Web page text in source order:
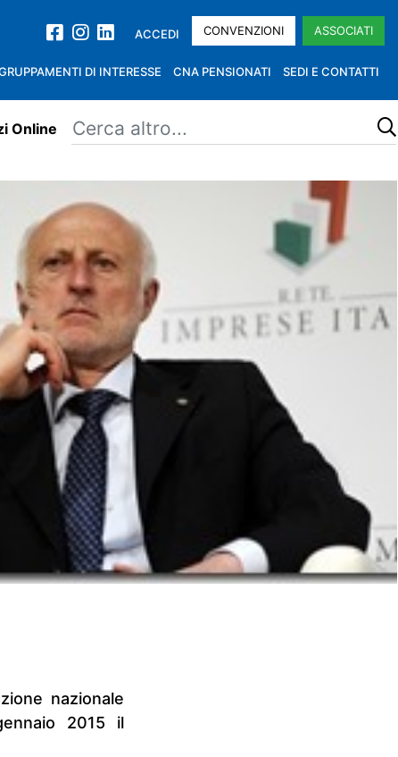
ACCEDI CONVENZIONI ASSOCIATI
DI INTERESSE CNA PENSIONATI SEDI E CONTATTI
Online
nazionale
2015 il